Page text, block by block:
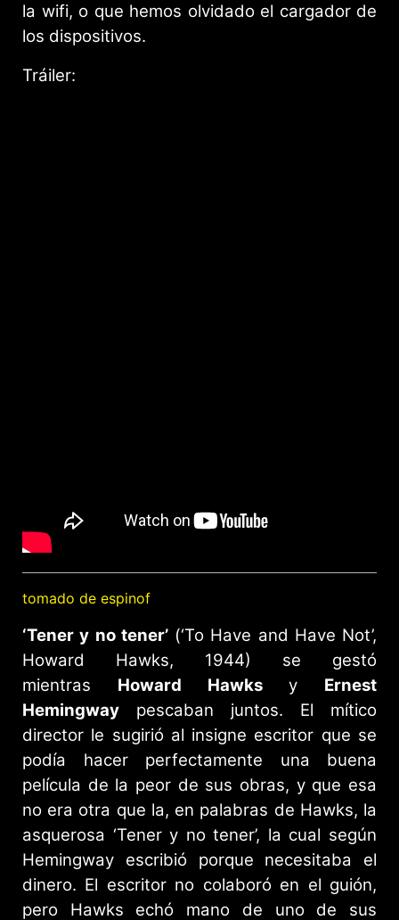
la wifi, o que hemos olvidado el cargador de
los dispositivos.
Tráiler:
tomado de espinof
‘Tener y no tener’(‘To Have and Have Not’,
Howard Hawks, 1944) se gestó
mientras Howard Hawksy Ernest
Hemingway pescaban juntos. El mítico
director le sugirió al insigne escritor que se
podía hacer perfectamente una buena
película de la peor de sus obras, y que esa
no era otra que la, en palabras de Hawks, la
asquerosa ‘Tener y no tener’, la cual según
Hemingway escribió porque necesitaba el
dinero. El escritor no colaboró en el guión,
pero Hawks echó mano de uno de sus